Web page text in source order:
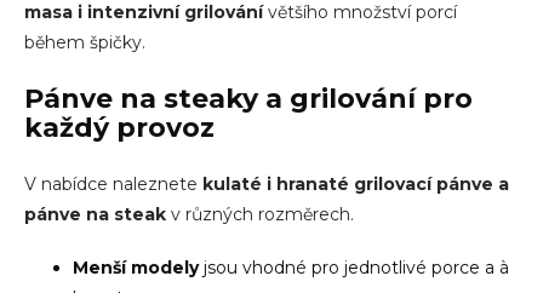
masa i intenzivní grilovánívětšího množství porcí
během špičky.
Pánve na steaky a grilování pro
každý provoz
V nabídce naleznete kulaté i hranaté grilovací pánve a
pánve na steak v různých rozměrech.
Menší modelyjsou vhodné pro jednotlivé porce a à